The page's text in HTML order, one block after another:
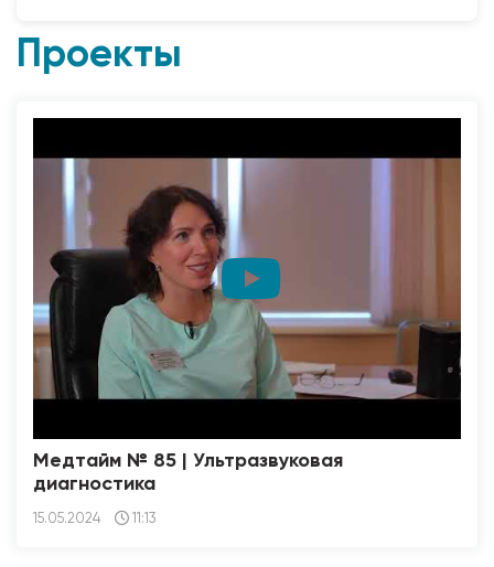
Проекты
Медтайм № 85 | Ультразвуковая
диагностика
15.05.2024 11:13